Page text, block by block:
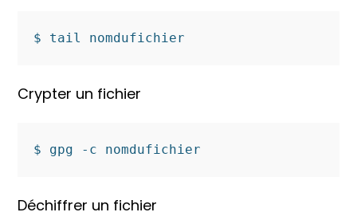
$ tail nomdufichier
Crypter un fichier
$ gpg -c nomdufichier
Déchiffrer un fichier